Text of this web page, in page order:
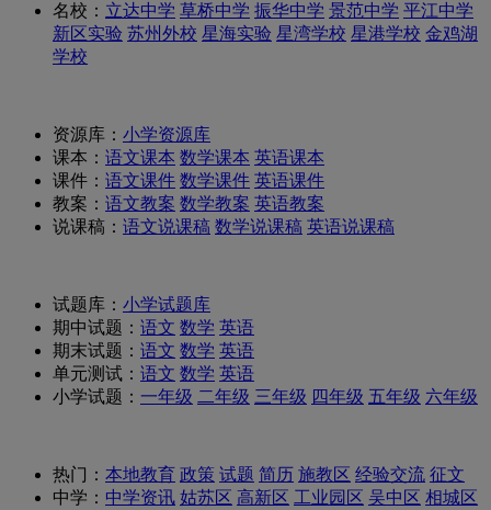
名校： 立达中学 草桥中学 振华中学 景范中学 平江中学
新区实验 苏州外校 星海实验 星湾学校 星港学校 金鸡湖
学校
资源库： 小学资源库
课本： 语文课本 数学课本 英语课本
课件： 语文课件 数学课件 英语课件
教案： 语文教案 数学教案 英语教案
说课稿： 语文说课稿 数学说课稿 英语说课稿
试题库： 小学试题库
期中试题： 语文 数学 英语
期末试题： 语文 数学 英语
单元测试： 语文 数学 英语
小学试题： 一年级 二年级 三年级 四年级 五年级 六年级
热门： 本地教育 政策 试题 简历 施教区 经验交流 征文
中学： 中学资讯 姑苏区 高新区 工业园区 吴中区 相城区